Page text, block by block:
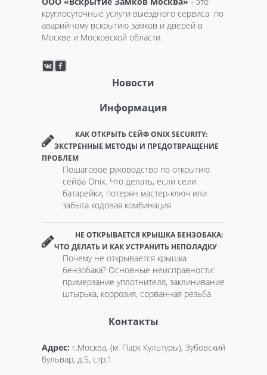
круглосуточные услуги выездного сервиса по
аварийному вскрытию замков и дверей в
Москве и Московской области.
Новости
Информация
КАК ОТКРЫТЬ СЕЙФ ONIX SECURITY:
ЭКСТРЕННЫЕ МЕТОДЫ И ПРЕДОТВРАЩЕНИЕ
ПРОБЛЕМ
Пошаговое руководство по открытию
сейфа Onix. Что делать, если сели
батарейки, потерян мастер-ключ или
забыта кодовая комбинация
НЕ ОТКРЫВАЕТСЯ КРЫШКА БЕНЗОБАКА:
ЧТО ДЕЛАТЬ И КАК УСТРАНИТЬ НЕПОЛАДКУ
Почему не открывается крышка
бензобака? Основные неисправности:
примерзание уплотнителя, заклинивание
штырька, коррозия, сорванная резьба
Контакты
Адрес: г.Москва, (м. Парк Культуры), Зубовский
бульвар, д.5, стр.1